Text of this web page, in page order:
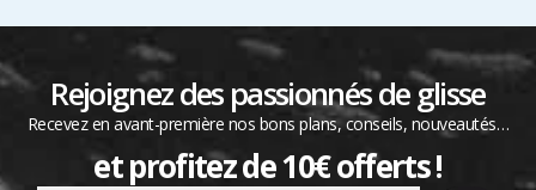
Rejoignez des passionnés de glisse
Recevez en avant-première nos bons plans, conseils, nouveautés…
et profitez de 10€ offerts !